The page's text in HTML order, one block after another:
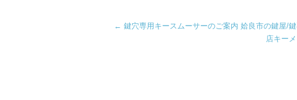
← 鍵穴専用キースムーサーのご案内 姶良市の鍵屋/鍵
店キーメ